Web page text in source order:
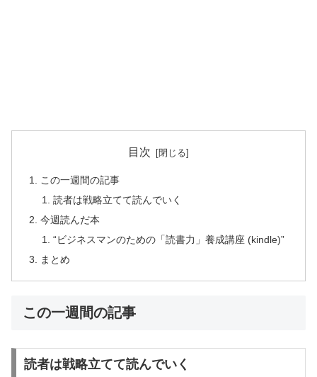
目次
この一週間の記事
読者は戦略立てて読んでいく
今週読んだ本
“ビジネスマンのための「読書力」養成講座 (kindle)”
まとめ
この一週間の記事
読者は戦略立てて読んでいく